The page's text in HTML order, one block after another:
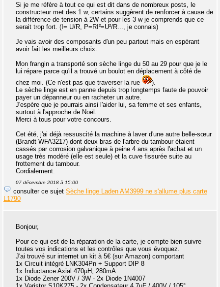
Si je me réfère à tout ce qui est dit dans de nombreux posts, le
constructeur met des 1 w, certains suggèrent de renforcer à cause de
la différence de tension à 2W et pour les 3 w je comprends que ce
serait trop fort. (I= U/R, P=RI²=U²/R..., je connais)
Je vais avoir des composants d'un peu partout mais en espérant
avoir fait les meilleurs choix.
Mon frangin a transporté son sèche linge du 50 au 29 pour que je le
lui répare parce qu'il a trouvé un boulot en déplacement à côté de
chez moi. (Ce n'est pas que traverser la rue
).
Le sèche linge est en panne depuis trop longtemps faute de pouvoir
payer un dépanneur ou en racheter un autre.
J'espère que je pourrais ainsi l'aider lui, sa femme et ses enfants,
surtout à l'approche de Noël.
Merci à tous pour votre concours.
Cet été, j'ai déjà ressuscité la machine à laver d'une autre belle-sœur
(Brandt WFA3217) dont deux bras de l'arbre du tambour étaient
cassés par corrosion galvanique à peine 4 ans après l'achat et un
usage très modéré (elle est seule) et la cuve fissurée suite au
frottement du tambour.
Cordialement.
07 décembre 2018 à 15:00
consulter ce sujet Sèche linge Laden AM3999 ne s'allume plus carte
L1790
Bonjour,
Pour ce qui est de la réparation de la carte, je compte bien suivre
toutes vos indications et les contrôles que vous évoquez.
J'ai trouvé sur internet un kit à 5€ (sur Amazon) comportant
1x Circuit intégré LNK304Pn + Support DIP 8
1x Inductance Axial 470µH, 280mA
1x Diode Zener 200V / 3W - 2x Diode 1N4007